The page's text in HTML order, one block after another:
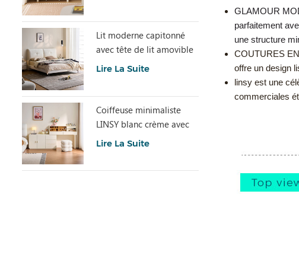
GLAMOUR
parfaitement
une structure
COUTURES
offre un design
linsy est une
commerciales
Lit moderne capitonné
avec tête de lit amovible
BC663-A
Lire La Suite
Coiffeuse minimaliste
LINSY blanc crème avec
armoire UD6C-A
Lire La Suite